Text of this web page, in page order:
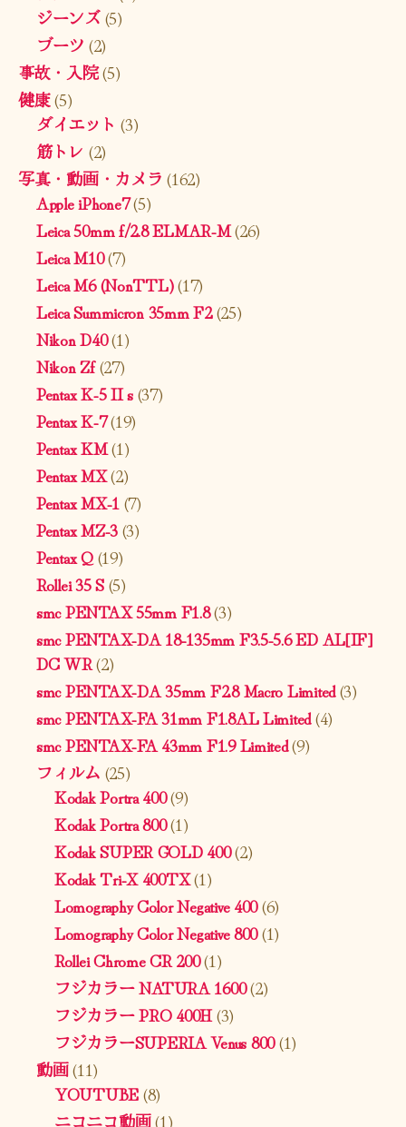
ジーンズ(5)
ブーツ (2)
事故・入院(5)
健康(5)
ダイエット (3)
筋トレ (2)
写真・動画・カメラ (162)
Apple iPhone7(5)
Leica 50mm f/2.8 ELMAR-M(26)
Leica M10(7)
Leica M6 (NonTTL)(17)
Leica Summicron 35mm F2(25)
Nikon D40(1)
Nikon Zf(27)
Pentax K-5 II s(37)
Pentax K-7(19)
Pentax KM(1)
Pentax MX(2)
Pentax MX-1 (7)
Pentax MZ-3(3)
Pentax Q(19)
Rollei 35 S(5)
smc PENTAX 55mm F1.8(3)
smc PENTAX-DA 18-135mm F3.5-5.6 ED AL[IF]
DC WR(2)
smc PENTAX-DA 35mm F2.8 Macro Limited(3)
smc PENTAX-FA 31mm F1.8AL Limited(4)
smc PENTAX-FA 43mm F1.9 Limited(9)
フィルム (25)
Kodak Portra 400(9)
Kodak Portra 800(1)
Kodak SUPER GOLD 400(2)
Kodak Tri-X 400TX(1)
Lomography Color Negative 400(6)
Lomography Color Negative 800(1)
Rollei Chrome CR 200(1)
フジカラー NATURA 1600(2)
フジカラー PRO 400H(3)
フジカラーSUPERIA Venus 800(1)
動画(11)
YOUTUBE(8)
ニコニコ動画(1)